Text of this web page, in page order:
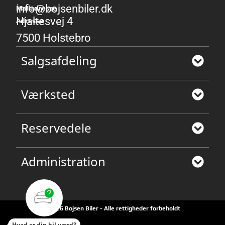
Mailadresse
info@bojsenbiler.dk
Adresse
Hjaltesvej 4
7500 Holstebro
Salgsafdeling
Værksted
Reservedele
Administration
©2026 Bojsen Biler - Alle rettigheder forbeholdt